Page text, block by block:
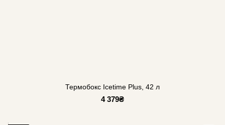
Термобокс Icetime Plus, 42 л
4 379₴